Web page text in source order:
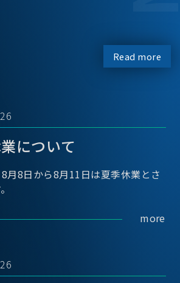
Read more
について
月8日から8月11日は夏季休業とさ
more